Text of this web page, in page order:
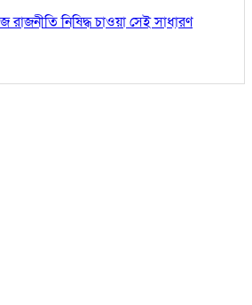
রাজনীতি নিষিদ্ধ চাওয়া সেই সাধারণ